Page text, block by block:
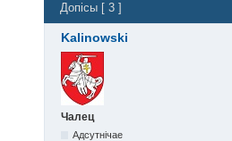
Допісы [ 3 ]
Kalinowski
Чалец
Адсутнічае